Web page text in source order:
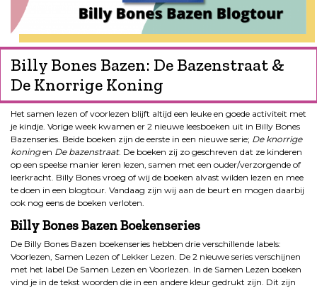
Billy Bones Bazen: De Bazenstraat &
De Knorrige Koning
Het samen lezen of voorlezen blijft altijd een leuke en goede activiteit met
je kindje. Vorige week kwamen er 2 nieuwe leesboeken uit in Billy Bones
Bazenseries. Beide boeken zijn de eerste in een nieuwe serie; De knorrige
koningen De bazenstraat. De boeken zij zo geschreven dat ze kinderen
op een speelse manier leren lezen, samen met een ouder/verzorgende of
leerkracht. Billy Bones vroeg of wij de boeken alvast wilden lezen en mee
te doen in een blogtour. Vandaag zijn wij aan de beurt en mogen daarbij
ook nog eens de boeken verloten.
Billy Bones Bazen Boekenseries
De Billy Bones Bazen boekenseries hebben drie verschillende labels:
Voorlezen, Samen Lezen of Lekker Lezen. De 2 nieuwe series verschijnen
met het label De Samen Lezen en Voorlezen. In de Samen Lezen boeken
vind je in de tekst woorden die in een andere kleur gedrukt zijn. Dit zijn